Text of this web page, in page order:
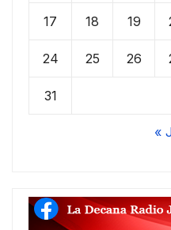
17 18 19
24 25 26
31
«